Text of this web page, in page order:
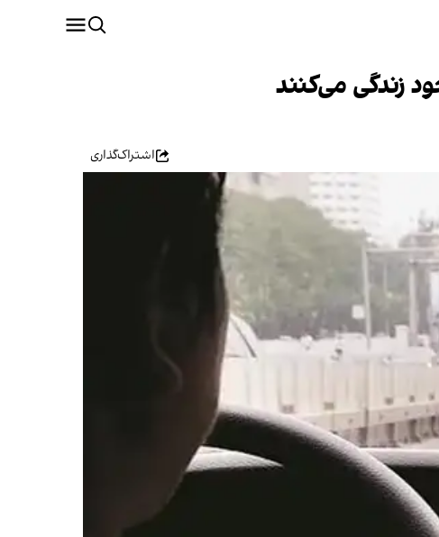
اشتراک‌گذاری